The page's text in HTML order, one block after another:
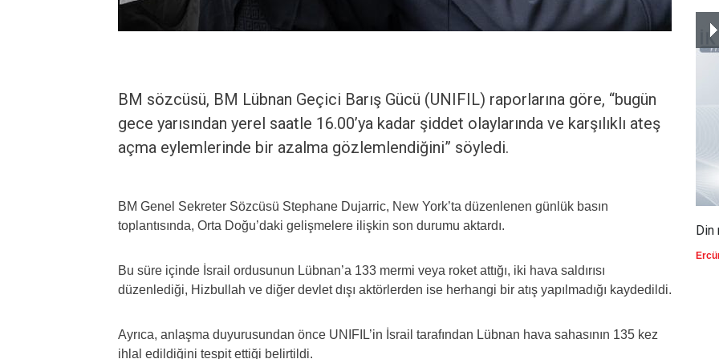
BM sözcüsü, BM Lübnan Geçici Barış Gücü (UNIFIL) raporlarına göre, “bugün
gece yarısından yerel saatle 16.00’ya kadar şiddet olaylarında ve karşılıklı ateş
açma eylemlerinde bir azalma gözlemlendiğini” söyledi.
BM Genel Sekreter Sözcüsü Stephane Dujarric, New York’ta düzenlenen günlük basın
toplantısında, Orta Doğu’daki gelişmelere ilişkin son durumu aktardı.
Bu süre içinde İsrail ordusunun Lübnan’a 133 mermi veya roket attığı, iki hava saldırısı
düzenlediği, Hizbullah ve diğer devlet dışı aktörlerden ise herhangi bir atış yapılmadığı kaydedildi.
Ayrıca, anlaşma duyurusundan önce UNIFIL’in İsrail tarafından Lübnan hava sahasının 135 kez
ihlal edildiğini tespit ettiği belirtildi.
Din